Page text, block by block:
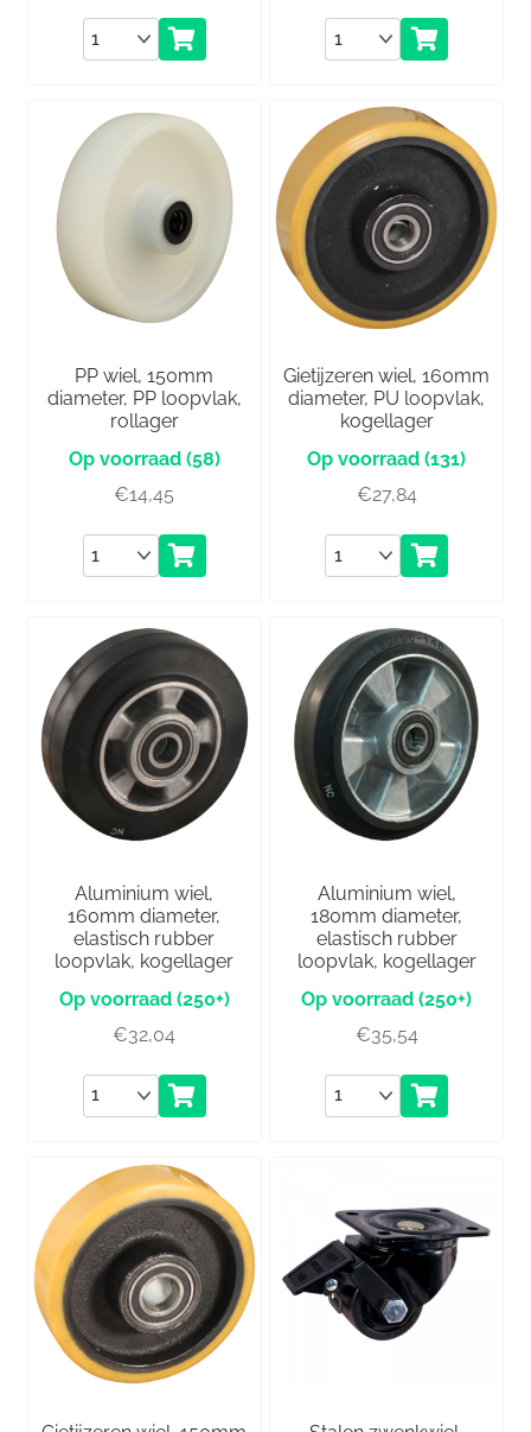
Aantal Aantal
PP wiel, 150mm
diameter, PP loopvlak,
rollager
(58)
€14,45
Aantal
Gietijzeren wiel, 160mm
diameter, PU loopvlak,
kogellager
(131)
€27,84
Aantal
Aluminium wiel,
160mm diameter,
elastisch rubber
loopvlak, kogellager
(250+)
€32,04
Aantal
Aluminium wiel,
180mm diameter,
elastisch rubber
loopvlak, kogellager
(250+)
€35,54
Aantal